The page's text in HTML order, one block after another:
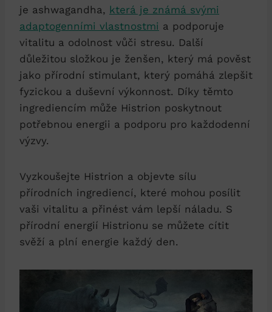
je ashwagandha, která je známá svými
adaptogenními vlastnostmi a podporuje
vitalitu a odolnost vůči stresu. Další
důležitou složkou je ženšen, který má pověst
jako přírodní stimulant, který pomáhá zlepšit
fyzickou a duševní výkonnost. Díky těmto
ingrediencím může Histrion poskytnout
potřebnou energii a podporu pro každodenní
výzvy.
Vyzkoušejte Histrion a objevte sílu
přírodních ingrediencí, které mohou posílit
vaši vitalitu a přinést vám lepší náladu. S
přírodní energií Histrionu se můžete cítit
svěží a plní energie každý den.